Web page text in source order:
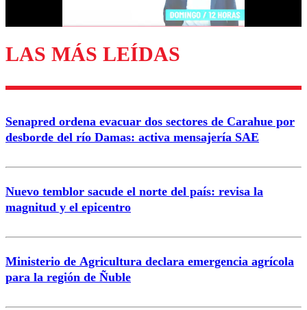
Enviar comentario
LAS MÁS LEÍDAS
Senapred ordena evacuar dos sectores de Carahue por
desborde del río Damas: activa mensajería SAE
Nuevo temblor sacude el norte del país: revisa la
magnitud y el epicentro
Ministerio de Agricultura declara emergencia agrícola
para la región de Ñuble